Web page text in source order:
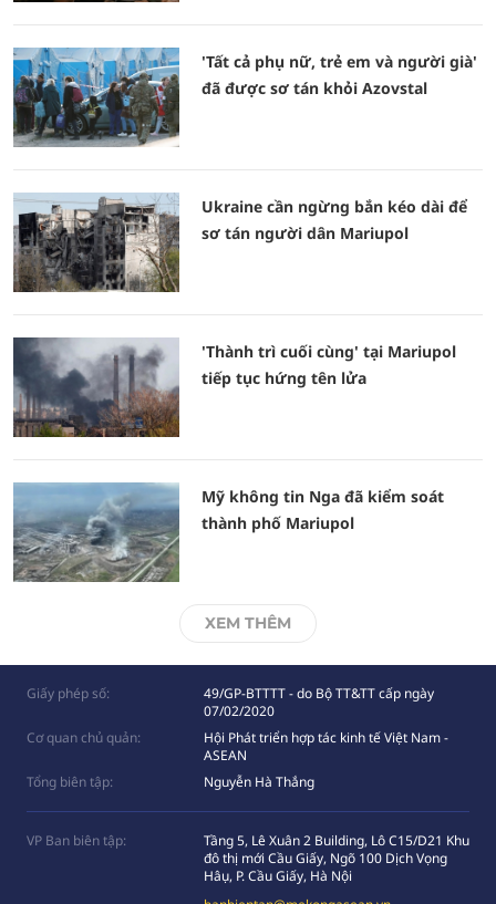
'Tất cả phụ nữ, trẻ em và người già'
đã được sơ tán khỏi Azovstal
Ukraine cần ngừng bắn kéo dài để
sơ tán người dân Mariupol
'Thành trì cuối cùng' tại Mariupol
tiếp tục hứng tên lửa
Mỹ không tin Nga đã kiểm soát
thành phố Mariupol
XEM THÊM
Giấy phép số:
49/GP-BTTTT - do Bộ TT&TT cấp ngày
07/02/2020
Cơ quan chủ quản:
Hội Phát triển hợp tác kinh tế Việt Nam -
ASEAN
Tổng biên tập:
Nguyễn Hà Thắng
VP Ban biên tập:
Tầng 5, Lê Xuân 2 Building, Lô C15/D21 Khu
đô thị mới Cầu Giấy, Ngõ 100 Dịch Vọng
Hâụ, P. Cầu Giấy, Hà Nội